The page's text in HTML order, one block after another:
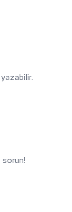
sorun!